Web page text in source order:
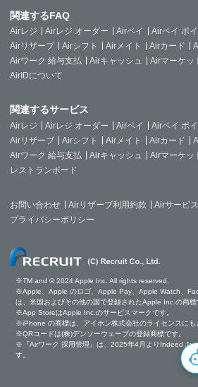
関連するFAQ
Airレジ Airレジ オーダー Airペイ Airペイ ポ
Airリザーブ
Airシフト Airメイト Airカード
Airワーク 給与支払
Airキャッシュ Airマーケッ
AirIDについて
関連するサービス
Airレジ Airレジ オーダー Airペイ Airペイ ポ
Airリザーブ
Airシフト Airメイト Airカード
Airワーク 給与支払
Airキャッシュ Airマーケッ
レストランボード
お問い合わせ Airリザーブ利用約款
Airサービ
プライバシーポリシー
※TM and © 2024 Apple Inc. All rights reserved.
※Apple、Apple のロゴ、Apple Pay、Apple Watch、
は、米国およびその他の国で登録されたApple Inc.の商標
※App StoreはApple Inc.のサービスマークです。
※iPhone の商標は、アイホン株式会社のライセンスにも
※QRコードは(株)デンソーウェーブの登録商標です。
※『Airワーク 採用管理』は、2025年4月よりIndeed
す。